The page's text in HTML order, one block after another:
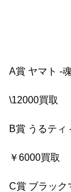
A賞 ヤマト -
\12000買取
B賞 うるティ
￥6000買取
C賞 ブラック